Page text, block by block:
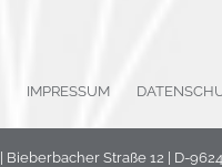
IMPRESSUM
| Bieberbacher Straße 12 | D-